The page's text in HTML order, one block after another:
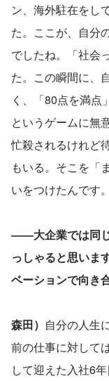
ン、海外駐在をし
た。ここが、自分
でしたね。「社会
た。この瞬間に、
く、「80点を満点
というゲームに無
忙殺されるけれど
もいる。そこを「
いをつけたんです。
――大企業では同
っしゃると思いま
ベーションで向き
森田） 自分の人生
前の仕事に対して
して迎えた入社6